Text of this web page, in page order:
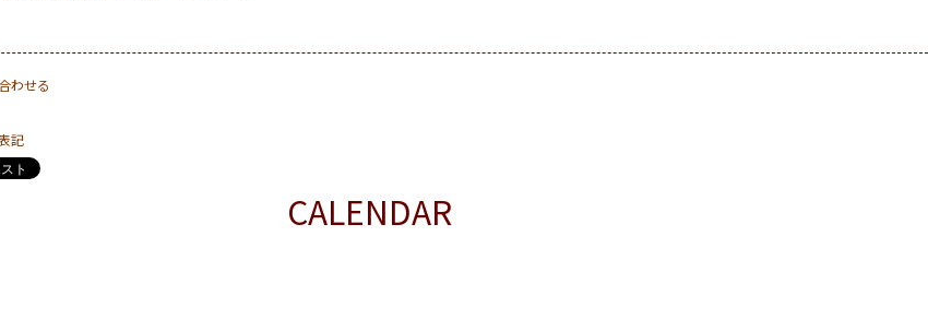
わせる
記
CALENDAR